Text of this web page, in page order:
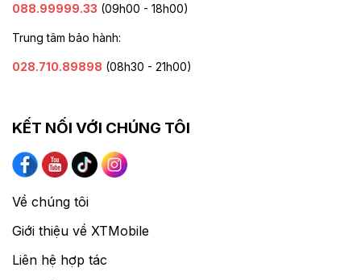
088.99999.33 (09h00 - 18h00)
Trung tâm bảo hành:
028.710.89898 (08h30 - 21h00)
KẾT NỐI VỚI CHÚNG TÔI
Về chúng tôi
Giới thiệu về XTMobile
Liên hệ hợp tác